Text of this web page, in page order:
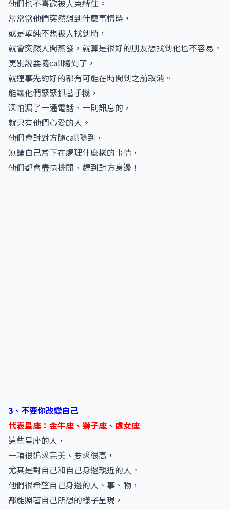
他們也不喜歡被人束縛住。
常常當他們突然想到什麼事情時，
或是單純不想被人找到時，
就會突然人間蒸發，就算是很好的朋友想找到他也不容易。
更別說要隨call隨到了，
就連事先約好的都有可能在時間到之前取消。
能讓他們緊緊抓著手機，
深怕漏了一通電話、一則訊息的，
就只有他們心愛的人。
他們會對對方隨call隨到，
無論自己當下在處理什麼樣的事情，
他們都會盡快排開、趕到對方身邊！
3、不要你改變自己
代表星座：金牛座、獅子座、處女座
這些星座的人，
一項很追求完美、要求很高，
尤其是對自己和自己身邊親近的人。
他們很希望自己身邊的人、事、物，
都能照著自己所想的樣子呈現，